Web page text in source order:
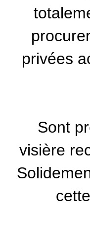
privées
Sont
visière